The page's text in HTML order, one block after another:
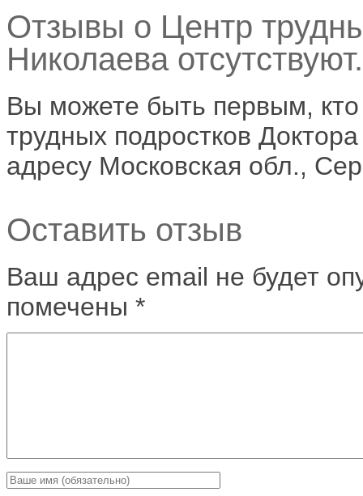
Отзывы о Центр
Николаева отсутствуют.
Вы можете быть первым,
трудных подростков
адресу Московская обл.,
Оставить отзыв
Ваш адрес email не будет
помечены *